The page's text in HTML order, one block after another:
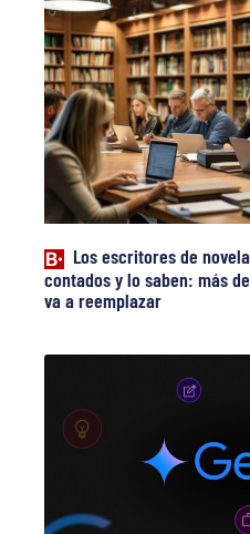
Los escritores de
contados y lo saben: más
va a reemplazar